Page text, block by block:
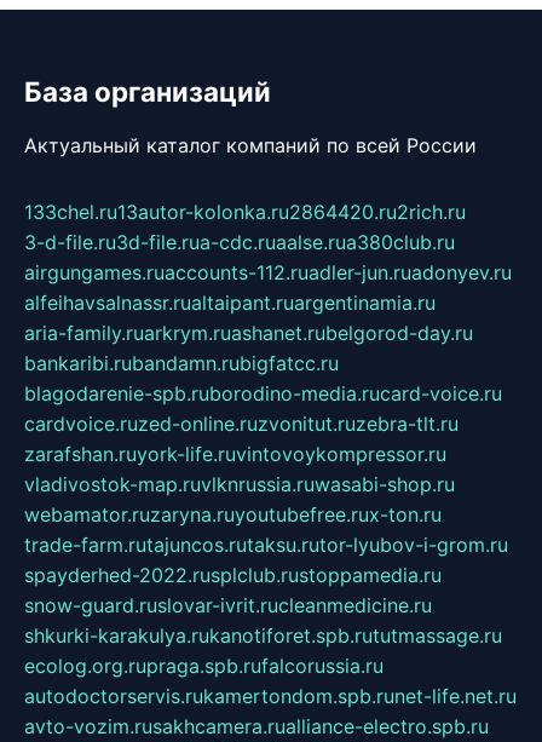
База организаций
Актуальный каталог компаний по всей России
133chel.ru13autor-kolonka.ru2864420.ru2rich.ru
3-d-file.ru3d-file.rua-cdc.ruaalse.rua380club.ru
airgungames.ruaccounts-112.ruadler-jun.ruadonyev.ru
alfeihavsalnassr.rualtaipant.ruargentinamia.ru
aria-family.ruarkrym.ruashanet.rubelgorod-day.ru
bankaribi.rubandamn.rubigfatcc.ru
blagodarenie-spb.ruborodino-media.rucard-voice.ru
cardvoice.ruzed-online.ruzvonitut.ruzebra-tlt.ru
zarafshan.ruyork-life.ruvintovoykompressor.ru
vladivostok-map.ruvlknrussia.ruwasabi-shop.ru
webamator.ruzaryna.ruyoutubefree.rux-ton.ru
trade-farm.rutajuncos.rutaksu.rutor-lyubov-i-grom.ru
spayderhed-2022.rusplclub.rustoppamedia.ru
snow-guard.ruslovar-ivrit.rucleanmedicine.ru
shkurki-karakulya.rukanotiforet.spb.rututmassage.ru
ecolog.org.rupraga.spb.rufalcorussia.ru
autodoctorservis.rukamertondom.spb.runet-life.net.ru
avto-vozim.rusakhcamera.rualliance-electro.spb.ru